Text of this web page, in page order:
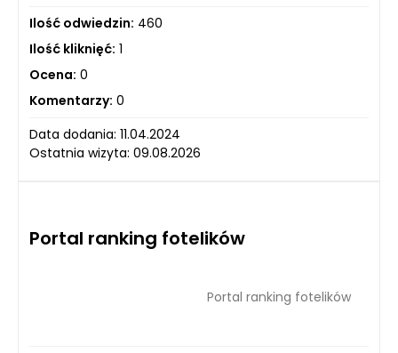
Ilość odwiedzin: 460
Ilość kliknięć: 1
Ocena: 0
Komentarzy: 0
Data dodania: 11.04.2024
Ostatnia wizyta: 09.08.2026
Portal ranking fotelików
Portal ranking fotelików